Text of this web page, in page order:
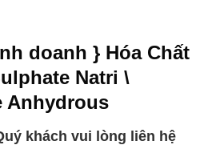
doanh } Hóa Chất
Natri \
Anhydrous
khách vui lòng liên hệ